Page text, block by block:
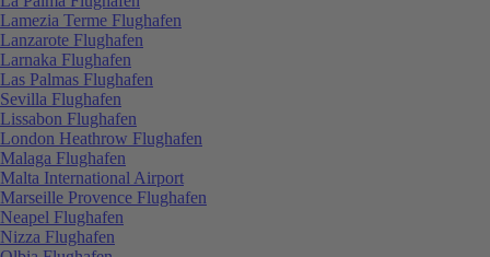
Lamezia Terme Flughafen
Lanzarote Flughafen
Larnaka Flughafen
Las Palmas Flughafen
Sevilla Flughafen
Lissabon Flughafen
London Heathrow Flughafen
Malaga Flughafen
Malta International Airport
Marseille Provence Flughafen
Neapel Flughafen
Nizza Flughafen